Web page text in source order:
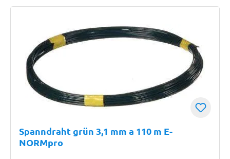
Spanndraht grün 3,1 mm a 110 m E-
NORMpro